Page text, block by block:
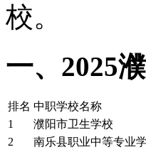
校。
一、2025
排名 中职学校名称
1
濮阳市卫生学校
2
南乐县职业中等专业